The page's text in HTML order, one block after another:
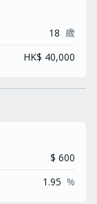
18 歲
HK$ 40,000
$ 600
1.95 %